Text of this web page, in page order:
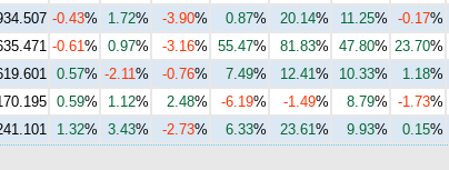
-0.43% 1.72% -3.90% 0.87% 20.14% 11.25% -0.17%
-0.61 % 0.97% -3.16% 55.47% 81.83% 47.80% 23.70%
0.57% -2.11 % -0.76% 7.49% 12.41 % 10.33% 1.18%
0.59% 1.12% 2.48% -6.19% -1.49% 8.79% -1.73%
1.32% 3.43% -2.73% 6.33% 23.61 % 9.93% 0.15%